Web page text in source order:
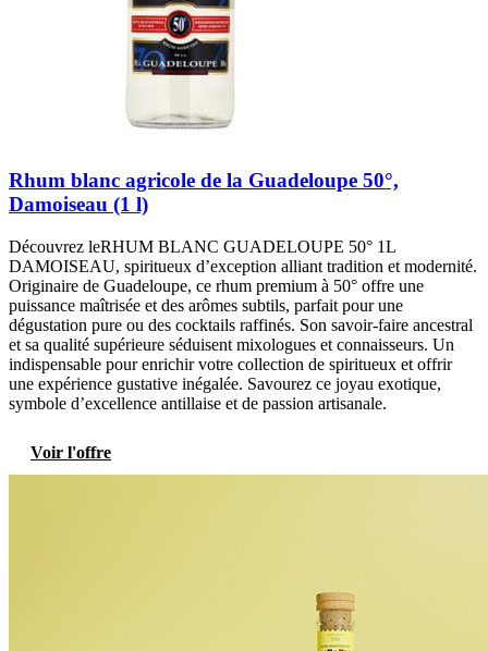
Rhum blanc agricole de la Guadeloupe 50°,
Damoiseau (1 l)
Découvrez leRHUM BLANC GUADELOUPE 50° 1L
DAMOISEAU, spiritueux d’exception alliant tradition et modernité.
Originaire de Guadeloupe, ce rhum premium à 50° offre une
puissance maîtrisée et des arômes subtils, parfait pour une
dégustation pure ou des cocktails raffinés. Son savoir-faire ancestral
et sa qualité supérieure séduisent mixologues et connaisseurs. Un
indispensable pour enrichir votre collection de spiritueux et offrir
une expérience gustative inégalée. Savourez ce joyau exotique,
symbole d’excellence antillaise et de passion artisanale.
Voir l'offre